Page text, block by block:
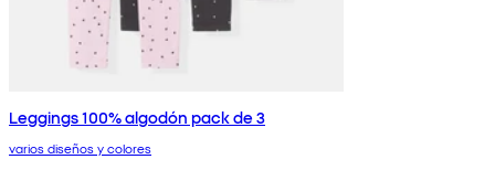
Leggings 100% algodón pack de 3
varios diseños y colores